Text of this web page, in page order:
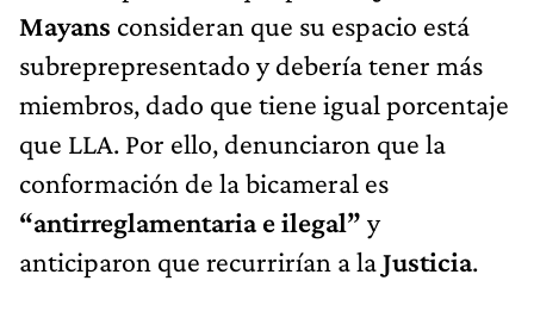
Mayans consideran que su espacio está
subreprepresentado y debería tener más
miembros, dado que tiene igual porcentaje
que LLA. Por ello, denunciaron que la
conformación de la bicameral es
“antirreglamentaria e ilegal” y
anticiparon que recurrirían a laJusticia.